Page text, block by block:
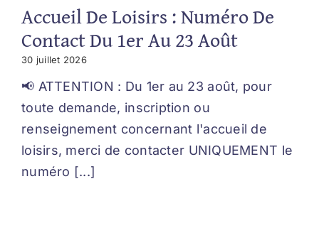
Accueil De Loisirs : Numéro De
Contact Du 1er Au 23 Août
30 juillet 2026
📢 ATTENTION : Du 1er au 23 août, pour
toute demande, inscription ou
renseignement concernant l'accueil de
loisirs, merci de contacter UNIQUEMENT le
numéro [...]